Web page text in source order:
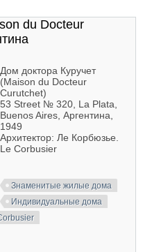
du Docteur
Дом доктора Куручет
(Maison du Docteur
Curutchet)
53 Street № 320, La Plata,
Buenos Aires, Аргентина,
1949
Архитектор: Ле Корбюзье.
Le Corbusier
Знаменитые жилые дома
Индивидуальные дома